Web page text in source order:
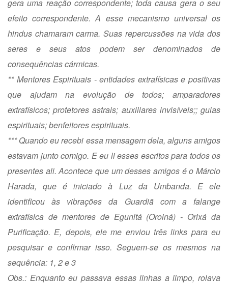
gera uma reação correspondente; toda causa gera o seu
efeito correspondente. A esse mecanismo universal os
hindus chamaram carma. Suas repercussões na vida dos
seres e seus atos podem ser denominados de
consequências cármicas.
** Mentores Espirituais - entidades extrafísicas e positivas
que ajudam na evolução de todos; amparadores
extrafísicos; protetores astrais; auxiliares invisíveis;; guias
espirituais; benfeitores espirituais.
*** Quando eu recebi essa mensagem dela, alguns amigos
estavam junto comigo. E eu li esses escritos para todos os
presentes ali. Acontece que um desses amigos é o Márcio
Harada, que é iniciado à Luz da Umbanda. E ele
identificou às vibrações da Guardiã com a falange
extrafísica de mentores de Egunitá (Oroiná) - Orixá da
Purificação. E, depois, ele me enviou três links para eu
pesquisar e confirmar isso. Seguem-se os mesmos na
sequência: 1, 2e3
Obs.: Enquanto eu passava essas linhas a limpo, rolava